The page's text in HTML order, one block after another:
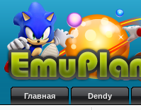
Главная Dendy